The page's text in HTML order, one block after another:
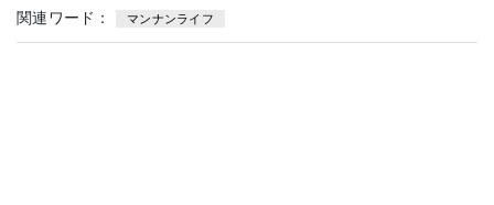
関連ワード： マンナンライフ